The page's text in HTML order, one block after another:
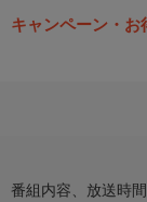
キャンペーン・お
番組内容、放送時